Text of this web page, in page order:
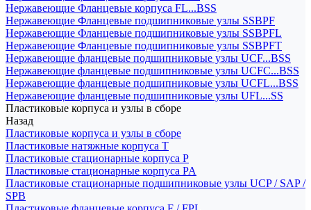
Нержавеющие Фланцевые корпуса FL...BSS
Нержавеющие Фланцевые подшипниковые узлы SSBPF
Нержавеющие Фланцевые подшипниковые узлы SSBPFL
Нержавеющие Фланцевые подшипниковые узлы SSBPFT
Нержавеющие фланцевые подшипниковые узлы UCF...BSS
Нержавеющие фланцевые подшипниковые узлы UCFC...BSS
Нержавеющие фланцевые подшипниковые узлы UCFL...BSS
Нержавеющие фланцевые подшипниковые узлы UFL...SS
Пластиковые корпуса и узлы в сборе
Назад
Пластиковые корпуса и узлы в сборе
Пластиковые натяжные корпуса T
Пластиковые стационарные корпуса P
Пластиковые стационарные корпуса PA
Пластиковые стационарные подшипниковые узлы UCP / SAP /
SPB